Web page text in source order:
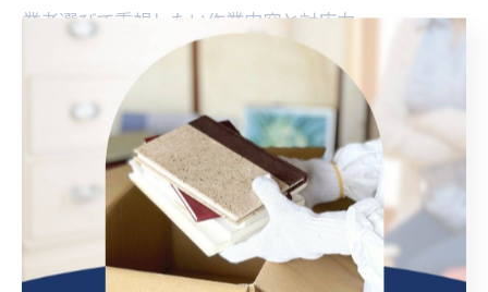
業者選びで重視したい作業内容と対応力
特殊清掃業者を選ぶ際は、提供される作業内容と現場対
応力をしっかり確認しましょう。秋田県内の業者でも、
作業範囲や対応できる現場の種類、使用する薬剤や機材
は業者によって異なります。孤独死や遺品整理の現場で
は、除菌・脱臭・消臭作業の質が衛生面で特に重要で
また、見積もり時に現場の状況を的確に把握し、依頼者